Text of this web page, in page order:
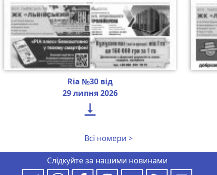
Ria №30 від
29 липня 2026

Всі номери >
Слідкуйте за нашими новинами